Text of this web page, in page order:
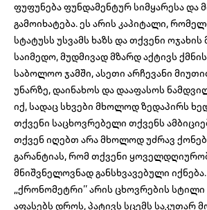
ფუფუნება ფუნდამენტურ სიმყარესა და
გამოიხატება. ეს არის კაპიტალი,
სტატუსს უსვამს ხაზს და თქვენი
საიმედო, მუდმივად მზარდ აქტივს
საბოლოო ჯამში, ასეთი არჩევანი
უნარზე, დაინახოს და დააფასოს
იქ, სადაც სხვები მხოლოდ ზედაპირს
თქვენი საცხოვრებელი თქვენს
თქვენ იღებთ არა მხოლოდ უძრავ
გარანტიას, რომ თქვენი
მნიშვნელოვნად განსხვავებული იქნება.
„ქრონომეტრი’’ არის ცხოვრების
აფასებს დროს, პატივს სცემს საკუთარ